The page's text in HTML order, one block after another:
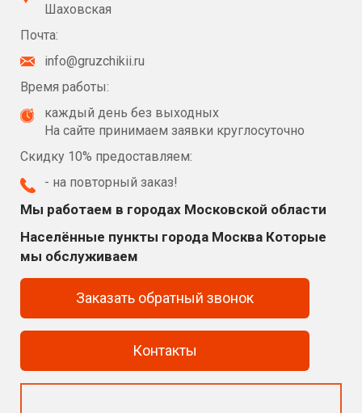
Шаховская
Почта:
info@gruzchikii.ru
Время работы:
каждый день без выходных
На сайте принимаем заявки круглосуточно
Скидку 10% предоставляем:
- на повторный заказ!
Мы работаем в городах Московской области
Населённые пункты города Москва Которые
мы обслуживаем
Заказать обратный звонок
Контакты